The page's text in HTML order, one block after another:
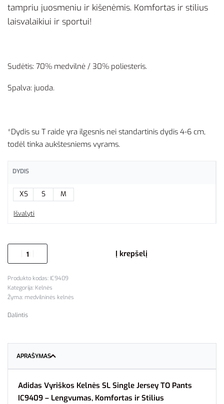
tampriu juosmeniu ir kišenėmis. Komfortas ir stilius
laisvalaikiui ir sportui!
Sudėtis: 70% medvilnė / 30% poliesteris.
Spalva: juoda.
*Dydis su T raide yra ilgesnis nei standartinis dydis 4-6 cm,
todėl tinka aukštesniems vyrams.
DYDIS
XS S M
Išvalyti
Į krepšelį
IC9409
Kategorija: Kelnės
Žyma: medvilninės kelnės
Dalintis
APRAŠYMAS
Adidas Vyriškos Kelnės SL Single Jersey TO Pants
IC9409 – Lengvumas, Komfortas ir Stilius